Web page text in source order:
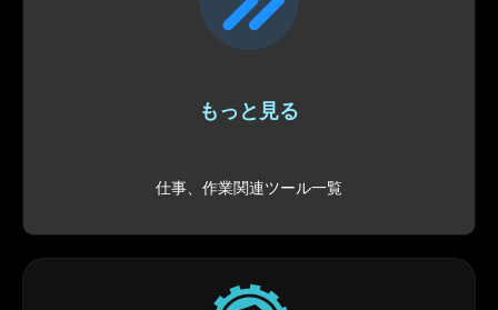
もっと見る
仕事、作業関連ツール一覧